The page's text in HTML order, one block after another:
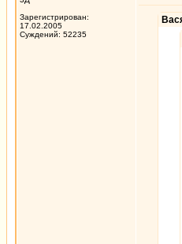
Зарегистрирован:
17.02.2005
Суждений: 52235